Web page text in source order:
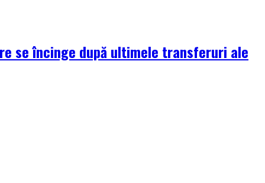
se încinge după ultimele transferuri ale